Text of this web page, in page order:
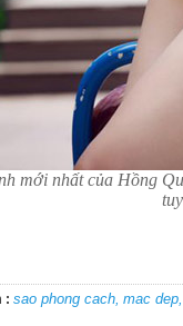
mới nhất của Hồng
: sao phong cach, mac dep,